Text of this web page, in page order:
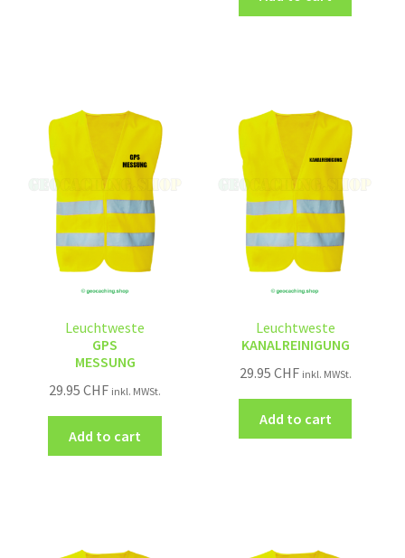
Leuchtweste
GPS
MESSUNG
29.95CHF inkl. MWSt.
Add to cart
Leuchtweste
KANALREINIGUNG
29.95 CHF inkl. MWSt.
Add to cart